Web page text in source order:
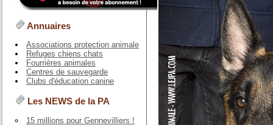
Annuaires
Associations protection animale
Refuges chiens chats
Fourrières animales
Centres de sauvegarde
Clubs d'éducation canine
Les NEWS de la PA
15 millions pour Gennevilliers !